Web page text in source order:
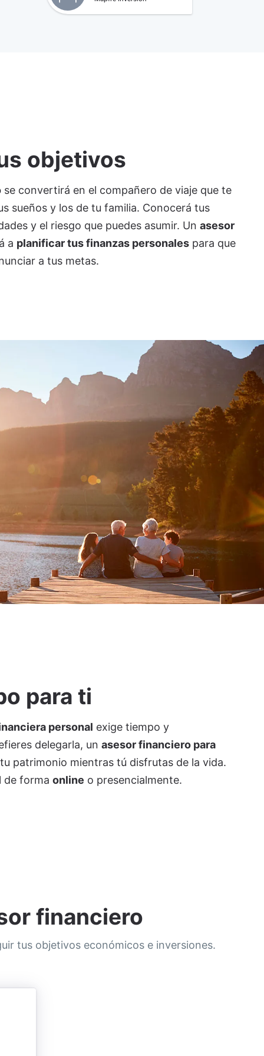
objetivos
se convertirá en el compañero de viaje que te
sueños y los de tu familia. Conocerá tus
y el riesgo que puedes asumir. Un asesor
a planificar tus finanzas personales para que
a tus metas.
para ti
personal exige tiempo y
delegarla, un asesor financiero para
patrimonio mientras tú disfrutas de la vida.
de forma online o presencialmente.
financiero
tus objetivos económicos e inversiones.